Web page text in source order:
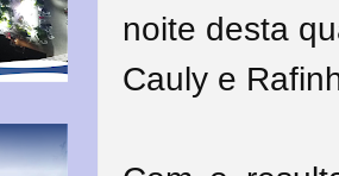
noite desta
Cauly e